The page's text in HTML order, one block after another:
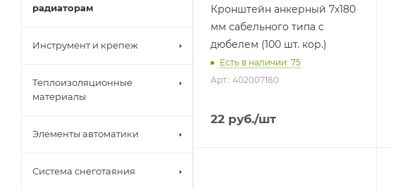
Кронштейн анкерный 7х180
мм сабельного типа с
дюбелем (100 шт. кор.)
Есть в наличии: 75
Арт.: 402007180
22 руб./шт
радиаторам
Инструмент и крепеж
Теплоизоляционные
материалы
Элементы автоматики
Система снеготаяния